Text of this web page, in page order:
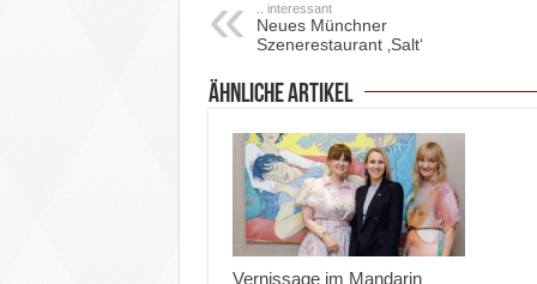
.. interessant
Neues Münchner
Szenerestaurant ‚Salt‘
ähnliche Artikel
Vernissage im Mandarin